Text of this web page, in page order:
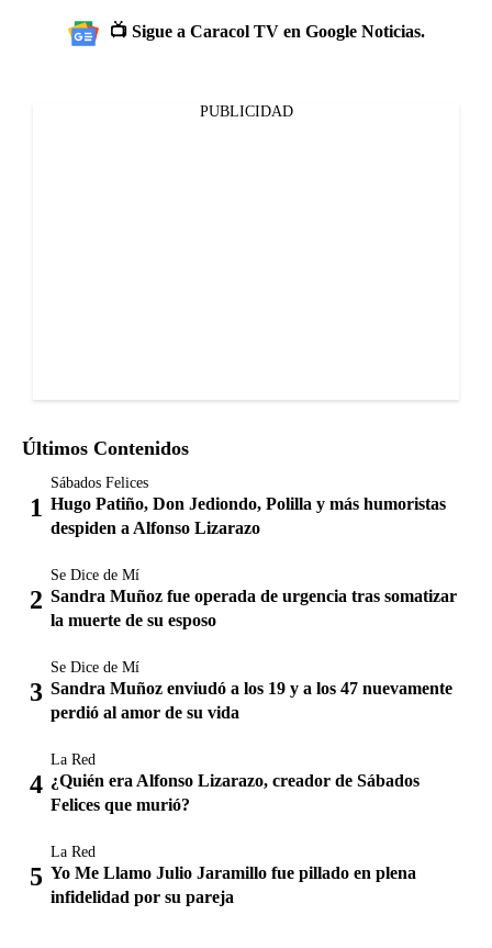
📺 Sigue a Caracol TV en Google Noticias.
PUBLICIDAD
Últimos Contenidos
Sábados Felices
Hugo Patiño, Don Jediondo, Polilla y más humoristas
despiden a Alfonso Lizarazo
Se Dice de Mí
Sandra Muñoz fue operada de urgencia tras somatizar
la muerte de su esposo
Se Dice de Mí
Sandra Muñoz enviudó a los 19 y a los 47 nuevamente
perdió al amor de su vida
La Red
¿Quién era Alfonso Lizarazo, creador de Sábados
Felices que murió?
La Red
Yo Me Llamo Julio Jaramillo fue pillado en plena
infidelidad por su pareja